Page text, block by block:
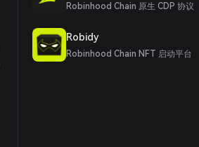
Robinhood Chain 原生 CDP 协议
Robidy
Robinhood Chain NFT 启动平台